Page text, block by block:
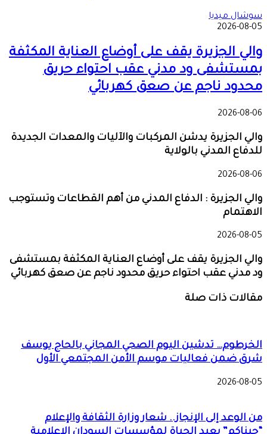
سوشال ميديا
2026-08-05
والي الجزيرة يقف على أوضاع العناية المكثفة
بمستشفى ود مدني عقب احتواء حريق
محدود ناجم عن صعق كهربائي
2026-08-06
والي الجزيرة يدشن المركبات والآليات والمعدات الجديدة
للدفاع المدني بالولاية
2026-08-06
والي الجزيرة : الدفاع المدني من أهم القطاعات وتستوجب
الاهتمام
2026-08-05
والي الجزيرة يقف على أوضاع العناية المكثفة بمستشفى
ود مدني عقب احتواء حريق محدود ناجم عن صعق كهربائي
مقالات ذات صلة
الخرطوم… تدشين اليوم الصحي المجاني بالحاج يوسف
شرق ضمن فعاليات موسم الأمن المجتمعي الأول
2026-08-05
من الوعد إلى الإنجاز.. شعار وزارة الثقافة والإعلام